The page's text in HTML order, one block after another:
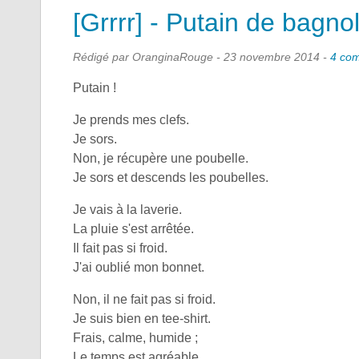
[Grrrr] - Putain de
Rédigé par OranginaRouge - 23 novembre 2014 - 4
Putain !
Je prends mes clefs.
Je sors.
Non, je récupère une poubelle.
Je sors et descends les poubelles.
Je vais à la laverie.
La pluie s'est arrêtée.
Il fait pas si froid.
J'ai oublié mon bonnet.
Non, il ne fait pas si froid.
Je suis bien en tee-shirt.
Frais, calme, humide ;